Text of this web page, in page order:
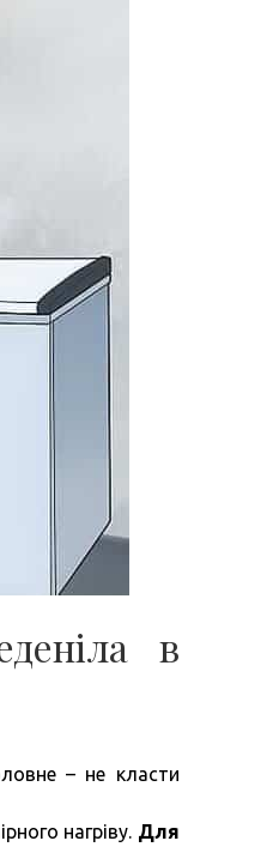
в
– не класти
нагріву. Для